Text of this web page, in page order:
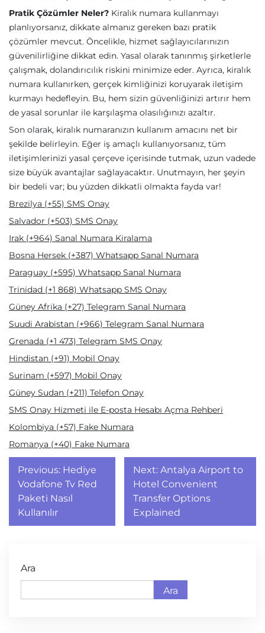
Pratik Çözümler Neler? Kiralık numara kullanmayı
planlıyorsanız, dikkate almanız gereken bazı pratik
çözümler mevcut. Öncelikle, hizmet sağlayıcılarınızın
güvenilirliğine dikkat edin. Yasal olarak tanınmış şirketlerle
çalışmak, dolandırıcılık riskini minimize eder. Ayrıca, kiralık
numara kullanırken, gerçek kimliğinizi koruyarak iletişim
kurmayı hedefleyin. Bu, hem sizin güvenliğinizi artırır hem
de yasal sorunlar ile karşılaşma olasılığınızı azaltır.
Son olarak, kiralık numaranızın kullanım amacını net bir
şekilde belirleyin. Eğer iş amaçlı kullanıyorsanız, tüm
iletişimlerinizi yasal çerçeve içerisinde tutmak, uzun vadede
size büyük avantajlar sağlayacaktır. Unutmayın, her şeyin
bir bedeli var; bu yüzden dikkatli olmakta fayda var!
Brezilya (+55) SMS Onay
Salvador (+503) SMS Onay
Irak (+964) Sanal Numara Kiralama
Bosna Hersek (+387) Whatsapp Sanal Numara
Paraguay (+595) Whatsapp Sanal Numara
Trinidad (+1 868) Whatsapp SMS Onay
Güney Afrika (+27) Telegram Sanal Numara
Suudi Arabistan (+966) Telegram Sanal Numara
Grenada (+1 473) Telegram SMS Onay
Hindistan (+91) Mobil Onay
Surinam (+597) Mobil Onay
Güney Sudan (+211) Telefon Onay
SMS Onay Hizmeti ile E-posta Hesabı Açma Rehberi
Kolombiya (+57) Fake Numara
Romanya (+40) Fake Numara
Yazı
gezinmesi
Previous: Hediye
Vodafone Tv Red
Paketi Nasıl
Kullanılır
Next: Antalya Airport to
Hotel Convenient
Transfer Options
Explained
Ara
Ara